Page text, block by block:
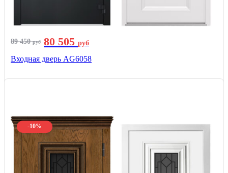
89 450руб 80 505 руб
Входная дверь AG6058
-10%